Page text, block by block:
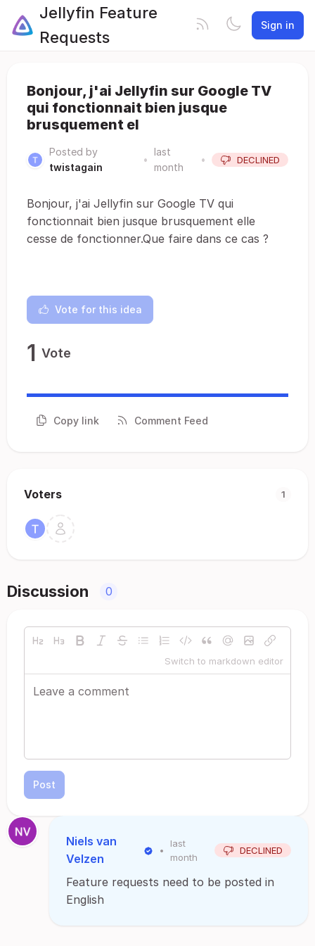
Jellyfin Feature
Requests
Sign in
Bonjour, j'ai Jellyfin sur Google TV
qui fonctionnait bien jusque
brusquement el
Posted by
twistagain
•
last
month
• DECLINED
Bonjour, j'ai Jellyfin sur Google TV qui
fonctionnait bien jusque brusquement elle
cesse de fonctionner.Que faire dans ce cas ?
Vote for this idea
1 Vote
Copy link Comment Feed
Voters 1
Discussion 0
Switch to markdown editor
Post
Niels van
Velzen
•
last
month
DECLINED
Feature requests need to be posted in
English